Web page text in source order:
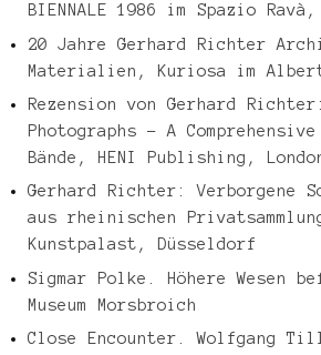
BIENNALE 1986 im Spazio
20 Jahre Gerhard Richter
Materialien, Kuriosa im
Rezension von Gerhard
Photographs – A
Bände, HENI Publishing,
Gerhard Richter: Verborgene
aus rheinischen
Kunstpalast, Düsseldorf
Sigmar Polke. Höhere Wesen
Museum Morsbroich
Close Encounter. Wolfgang